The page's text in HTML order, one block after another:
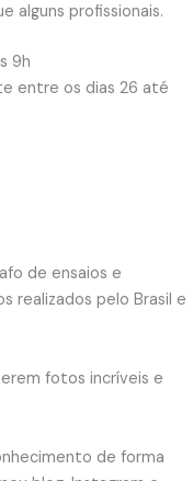
alguns profissionais.
9h
entre os dias 26 até
de ensaios e
realizados pelo Brasil e
fotos incríveis e
de forma